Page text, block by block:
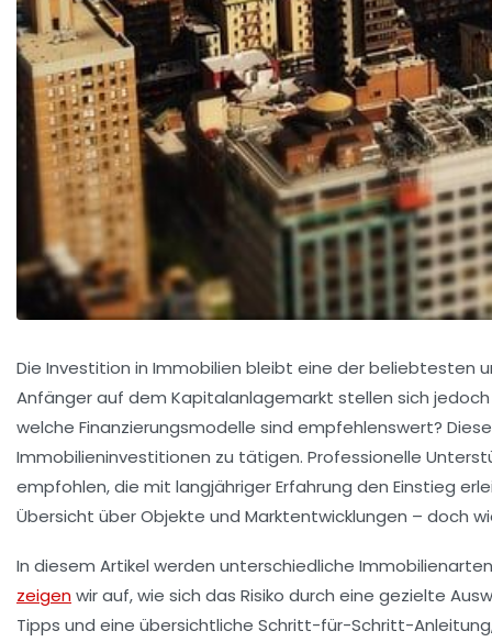
Die Investition in Immobilien bleibt eine der beliebtesten
Anfänger auf dem Kapitalanlagemarkt stellen sich
welche Finanzierungsmodelle sind empfehlenswert?
Immobilieninvestitionen zu tätigen. Professionelle
empfohlen, die mit langjähriger Erfahrung den Einstieg
Übersicht über Objekte und Marktentwicklungen – doch
In diesem Artikel werden unterschiedliche
zeigenwir auf, wie sich das Risiko durch eine gezielte
Tipps und eine übersichtliche Schritt-für-Schritt-